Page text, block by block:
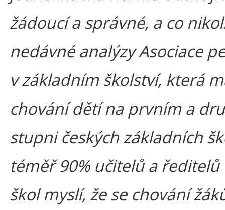
žádoucí a správné, a co
nedávné analýzy Asociace
v základním školství, která
chování dětí na prvním a
stupni českých základních
téměř 90% učitelů a
škol myslí, že se chování